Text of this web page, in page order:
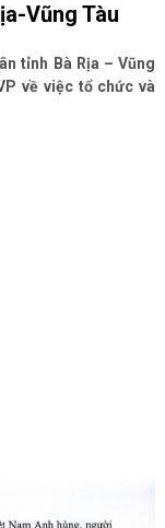
Vũng Tàu
tỉnh Bà Rịa – Vũng
về việc tổ chức và